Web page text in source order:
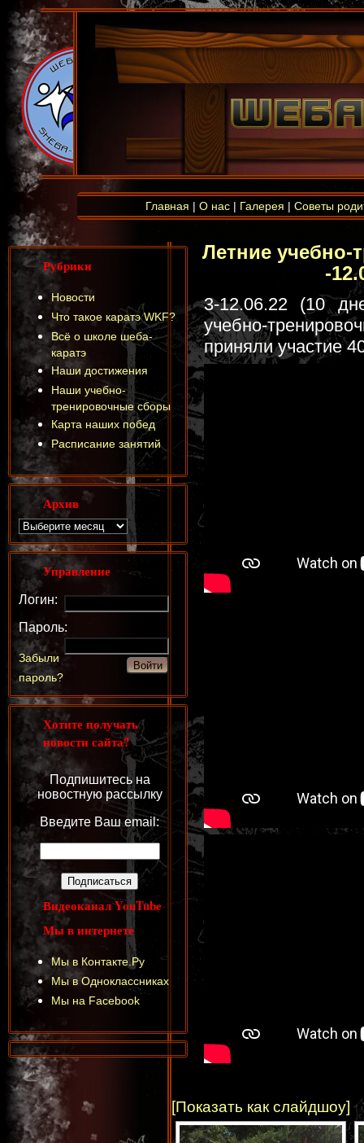
Главная | О нас | Галерея | Советы
Летние
-
3-12.06.22 (10
учебно-
приняли участие
[Показать как слайдшоу]
Рубрики
Новости
Что такое каратэ WKF?
Всё о школе шеба-
каратэ
Наши достижения
Наши учебно-
тренировочные сборы
Карта наших побед
Расписание занятий
Архив
Управление
Логин:
Пароль:
Забыли
пароль?
Хотите получать
новости сайта?
Подпишитесь на
новостную рассылку
Введите Ваш email:
Видеоканал YouTube
Мы в интернете
Мы в Контакте.Ру
Мы в Одноклассниках
Мы на Facebook